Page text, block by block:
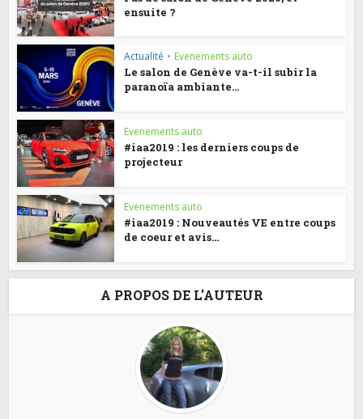
ensuite ?
Actualité • Evenements auto
Le salon de Genève va-t-il subir la
paranoïa ambiante...
Evenements auto
#iaa2019 : les derniers coups de
projecteur
Evenements auto
#iaa2019 : Nouveautés VE entre coups
de coeur et avis...
A PROPOS DE L'AUTEUR